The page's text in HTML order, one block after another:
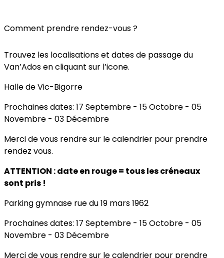
Comment prendre rendez-vous ?
Trouvez les localisations et dates de passage du
Van’Ados en cliquant sur l’icone.
Halle de Vic-Bigorre
Prochaines dates: 17 Septembre - 15 Octobre - 05
Novembre - 03 Décembre
Merci de vous rendre sur le calendrier pour prendre
rendez vous.
ATTENTION : date en rouge = tous les créneaux
sont pris !
Parking gymnase rue du 19 mars 1962
Prochaines dates: 17 Septembre - 15 Octobre - 05
Novembre - 03 Décembre
Merci de vous rendre sur le calendrier pour prendre